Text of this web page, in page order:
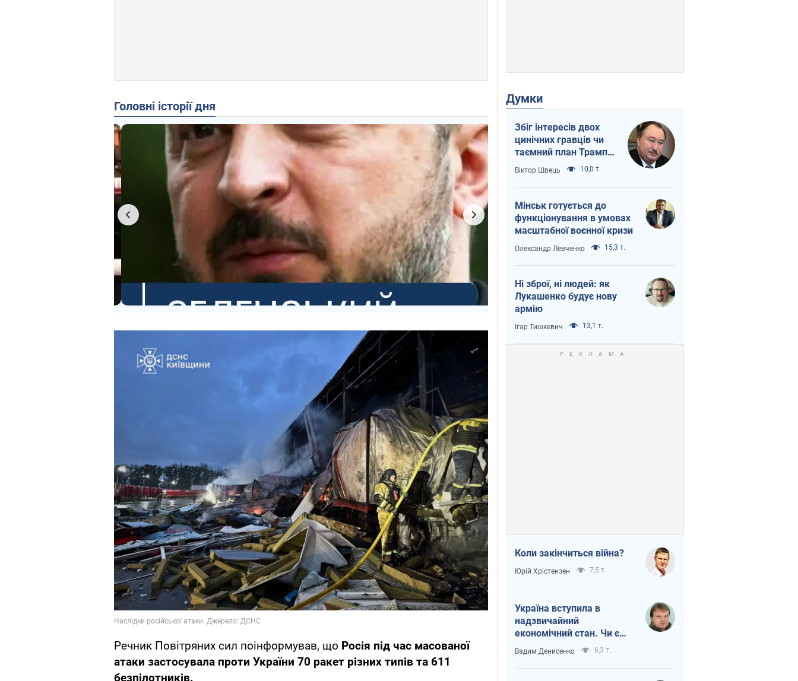
Головні історії дня
Речник Повітряних сил поінформував, що Росія під час масованої
атаки застосувала проти України 70 ракет різних типів та 611
безпілотників.
Думки
Збіг інтересів двох
цинічних гравців чи
таємний план Трампа
і Путіна?
Віктор Швець 10,0 т.
Мінськ готується до
функціонування в умовах
масштабної воєнної кризи
Олександр Левченко 15,3 т.
Ні зброї, ні людей: як
Лукашенко будує нову
армію
Ігар Тишкевич 13,1 т.
Коли закінчиться війна?
Юрій Хрістензен 7,5 т.
Україна вступила в
надзвичайний
економічний стан. Чи є
світло вкінці тунелю?
Вадим Денисенко 6,3 т.